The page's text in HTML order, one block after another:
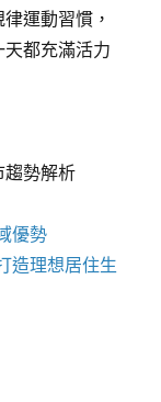
運動習慣，
都充滿活力
趨勢解析
優勢
造理想居住生